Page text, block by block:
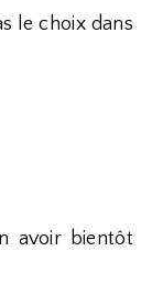
le choix dans
avoir bientôt